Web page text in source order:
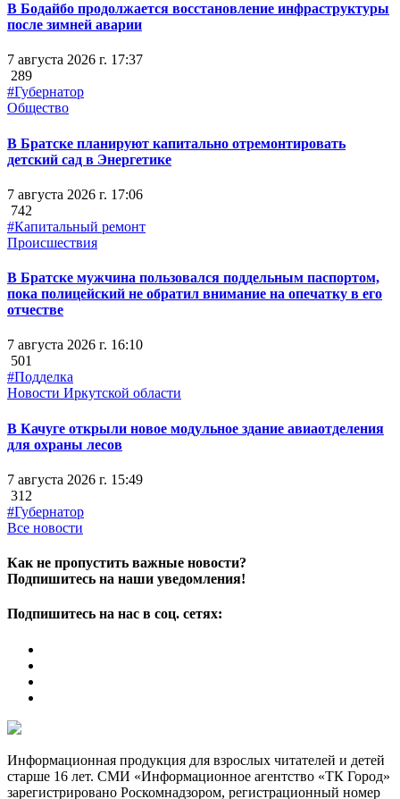
В Бодайбо продолжается восстановление инфраструктуры
после зимней аварии
7 августа 2026 г. 17:37
289
#Губернатор
Общество
В Братске планируют капитально отремонтировать
детский сад в Энергетике
7 августа 2026 г. 17:06
742
#Капитальный ремонт
Происшествия
В Братске мужчина пользовался поддельным паспортом,
пока полицейский не обратил внимание на опечатку в его
отчестве
7 августа 2026 г. 16:10
501
#Подделка
Новости Иркутской области
В Качуге открыли новое модульное здание авиаотделения
для охраны лесов
7 августа 2026 г. 15:49
312
#Губернатор
Все новости
Как не пропустить важные новости?
Подпишитесь на наши уведомления!
Подпишитесь на нас в соц. сетях:
Информационная продукция для взрослых читателей и детей
старше 16 лет. СМИ «Информационное агентство «ТК Город»
зарегистрировано Роскомнадзором, регистрационный номер